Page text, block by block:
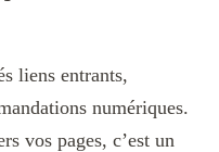
liens entrants,
numériques.
vos pages, c’est un